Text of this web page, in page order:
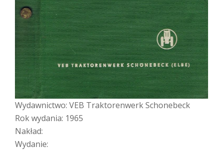
Wydawnictwo: VEB Traktorenwerk Schonebeck
Rok wydania: 1965
Nakład:
Wydanie: